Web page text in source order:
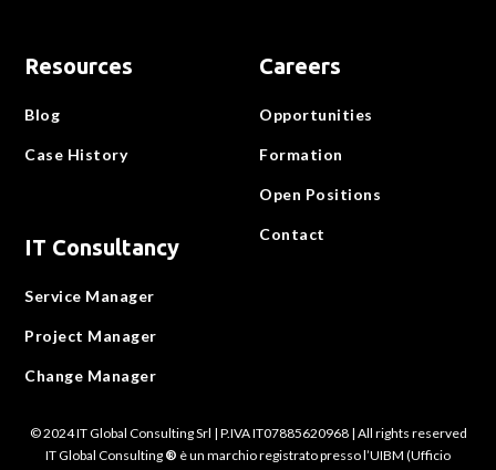
Resources
Blog
Case History
IT Consultancy
Service Manager
Project Manager
Change Manager
Careers
Opportunities
Formation
Open Positions
Contact
© 2024 IT Global Consulting Srl | P.IVA IT07885620968 | All rights reserved
IT Global Consulting ® è un marchio registrato presso l’UIBM (Ufficio